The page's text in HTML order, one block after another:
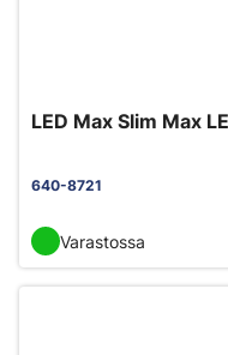
LED Max Slim Max
640-8721
Varastossa